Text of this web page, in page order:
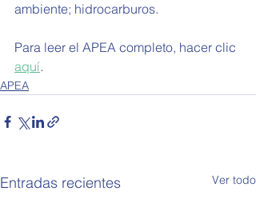
ambiente; hidrocarburos.
Para leer el APEA completo, hacer clic
aquí.
APEA
Entradas recientes Ver todo